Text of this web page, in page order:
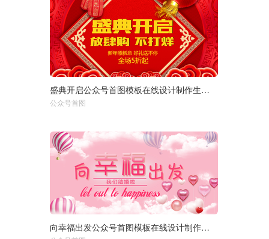
选择尺寸： 1920px 950px 盛典开启公众号首图模板在线设计制作生成二维码模板图片
公众号首图
选择尺寸： 1920px 950px 向幸福出发公众号首图模板在线设计制作生成二维码模板图片